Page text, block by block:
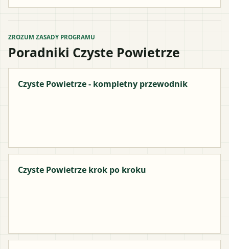
ZROZUM ZASADY PROGRAMU
Poradniki Czyste Powietrze
Czyste Powietrze - kompletny przewodnik
Czyste Powietrze krok po kroku